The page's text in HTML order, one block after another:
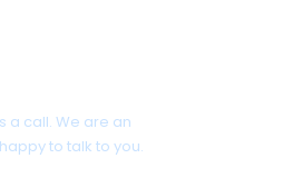
a call. We are an
to talk to you.